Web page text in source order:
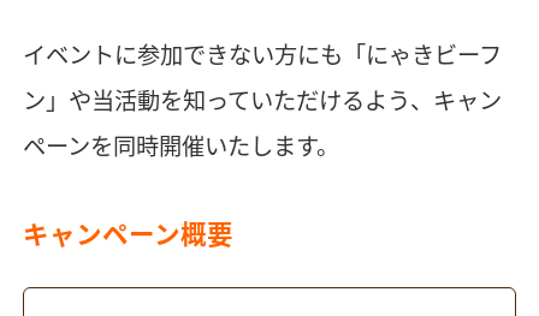
イベントに参加できない方にも「にゃきビーフ
ン」や当活動を知っていただけるよう、キャン
ペーンを同時開催いたします。
キャンペーン概要